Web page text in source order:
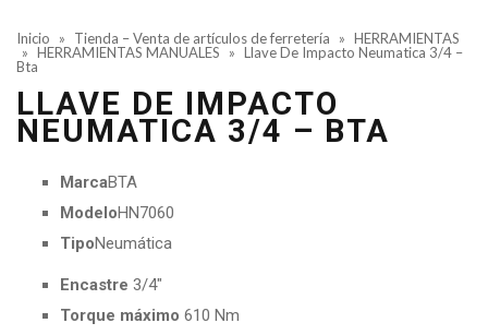
Inicio » Tienda – Venta de artículos de ferretería » HERRAMIENTAS
» HERRAMIENTAS MANUALES » Llave De Impacto Neumatica 3/4 –
Bta
LLAVE DE IMPACTO
NEUMATICA 3/4 – BTA
MarcaBTA
ModeloHN7060
TipoNeumática
Encastre 3/4″
Torque máximo 610 Nm